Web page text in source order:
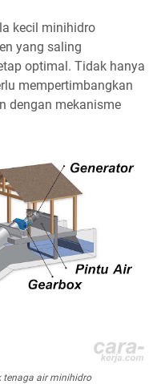
kecil minihidro
yang saling
optimal. Tidak hanya
mempertimbangkan
dengan mekanisme
tenaga air minihidro